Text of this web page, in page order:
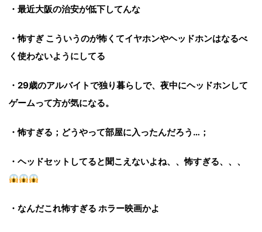
・最近大阪の治安が低下してんな
・怖すぎ こういうのが怖くてイヤホンやヘッドホンはなるべ
く使わないようにしてる
・29歳のアルバイトで独り暮らしで、夜中にヘッドホンして
ゲームって方が気になる。
・怖すぎる；どうやって部屋に入ったんだろう…；
・ヘッドセットしてると聞こえないよね、、怖すぎる、、、
・なんだこれ怖すぎる ホラー映画かよ